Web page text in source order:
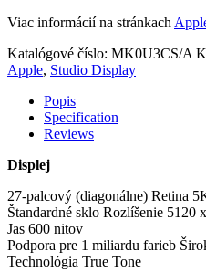
Viac informácií na stránkach
Katalógové číslo: MK0U3CS/A
Apple, Studio Display
Popis
Specification
Reviews
Displej
27-palcový (diagonálne) Retina
Štandardné sklo Rozlíšenie 5120
Jas 600 nitov
Podpora pre 1 miliardu farieb
Technológia True Tone